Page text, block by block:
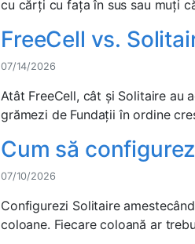
cu cărți cu fața în sus sau muți
FreeCell vs.
07/14/2026
Atât FreeCell, cât și Solitaire au
grămezi de Fundații în ordine
Cum să
07/10/2026
Configurezi Solitaire
coloane. Fiecare coloană ar